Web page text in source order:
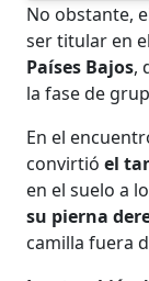
No obstante,
ser titular en
Países Bajos,
la fase de
En el
convirtióel
en el suelo a
su pierna
camilla fuera